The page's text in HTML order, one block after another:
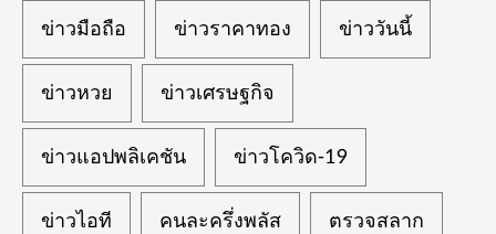
ข่าวมือถือ ข่าวราคาทอง ข่าววันนี้
ข่าวหวย ข่าวเศรษฐกิจ
ข่าวแอปพลิเคชัน ข่าวโควิด-19
ข่าวไอที คนละครึ่งพลัส ตรวจสลาก